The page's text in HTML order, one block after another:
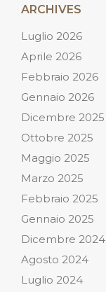
ARCHIVES
Luglio 2026
Aprile 2026
Febbraio 2026
Gennaio 2026
Dicembre 2025
Ottobre 2025
Maggio 2025
Marzo 2025
Febbraio 2025
Gennaio 2025
Dicembre 2024
Agosto 2024
Luglio 2024